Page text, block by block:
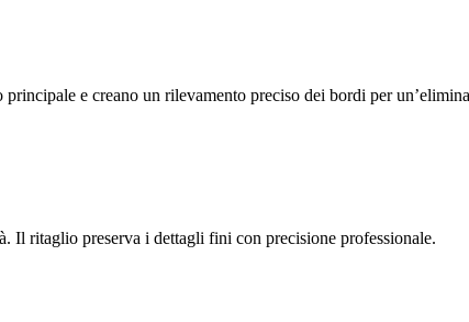
e creano un rilevamento preciso dei bordi per
Il ritaglio preserva i dettagli fini con precisione professionale.